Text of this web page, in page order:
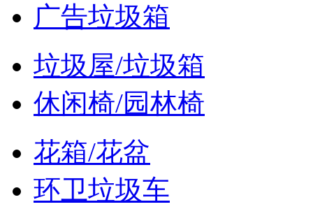
广告垃圾箱
垃圾屋/垃圾箱
休闲椅/园林椅
花箱/花盆
环卫垃圾车